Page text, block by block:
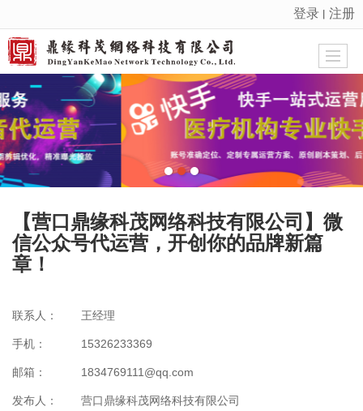
很遗憾，因您的浏览器版本过低导致无法获得最佳浏览体验，推荐下载安装谷歌浏览器！
登录 注册
【营口鼎缘科茂网络科技有限公司】微
信公众号代运营，开创你的品牌新篇
章！
联系人： 王经理
手机： 15326233369
邮箱： 1834769111@qq.com
发布人： 营口鼎缘科茂网络科技有限公司